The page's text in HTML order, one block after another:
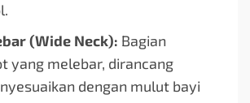
(Wide Neck): Bagian
yang melebar, dirancang
dengan mulut bayi